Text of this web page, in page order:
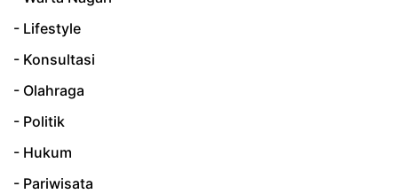
- Lifestyle
- Konsultasi
- Olahraga
- Politik
- Hukum
- Pariwisata